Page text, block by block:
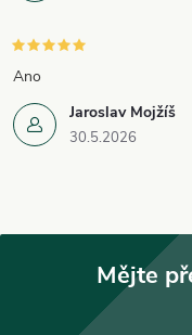
u
Jaroslav Mojžíš
30.5.2026
Ano
Mějte